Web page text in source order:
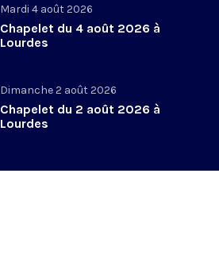
Mardi 4 août 2026
Chapelet du 4 août 2026 à
Lourdes
Dimanche 2 août 2026
Chapelet du 2 août 2026 à
Lourdes